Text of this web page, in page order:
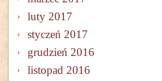
luty 2017
styczeń 2017
grudzień 2016
listopad 2016